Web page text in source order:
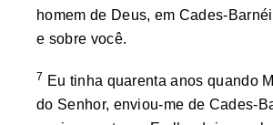
homem de Deus, em Cades-
e sobre você.
7 Eu tinha quarenta anos quando
do Senhor, enviou-me de Cades-